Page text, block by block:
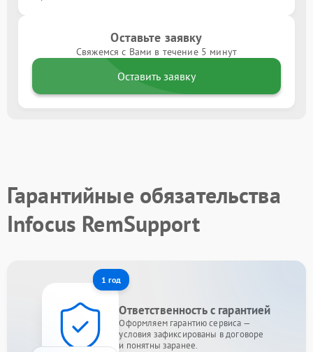
Оставьте заявку
Свяжемся с Вами в течение 5 минут
Оставить заявку
Гарантийные обязательства
Infocus RemSupport
1 год
Ответственность с гарантией
Оформляем гарантию сервиса —
условия зафиксированы в договоре
и понятны заранее.